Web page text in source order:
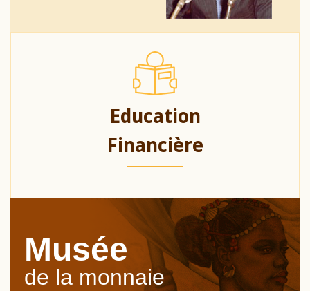
Education
Financière
Musée
de la monnaie